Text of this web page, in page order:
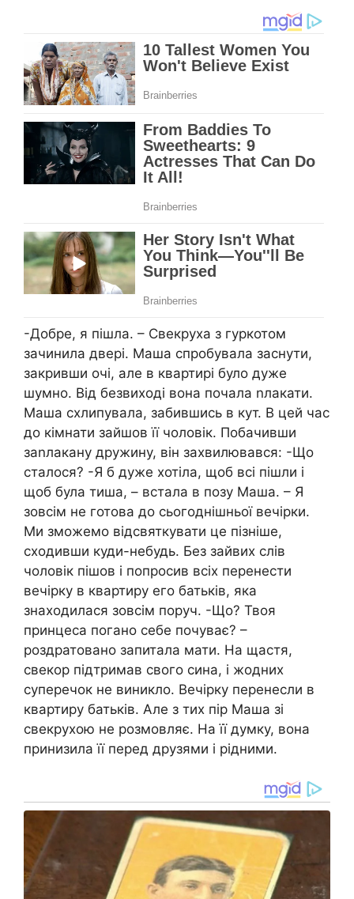
-Добре, я пішла. – Свекруха з гуркотом
зачинила двері. Маша спробувала заснути,
закривши очі, але в квартирі було дуже
шумно. Від безвиході вона почала nлакати.
Маша схлипувала, забившись в кут. В цей час
до кімнати зайшов її чоловік. Побачивши
заnлакану дружину, він захвилювався: -Що
сталося? -Я б дуже хотіла, щоб всі пішли і
щоб була тиша, – встала в позу Маша. – Я
зовсім не готова до сьогоднішньої вечірки.
Ми зможемо відсвяткувати це пізніше,
сходивши куди-небудь. Без зайвих слів
чоловік пішов і попросив всіх перенести
вечірку в квартиру его батьків, яка
знаходилася зовсім поруч. -Що? Твоя
принцеса погано себе почуває? –
роздратовано запитала мати. На щастя,
свекор підтримав свого сина, і жодних
суперечок не виникло. Вечірку перенесли в
квартиру батьків. Але з тих пір Маша зі
свекрухою не розмовляє. На її думку, вона
принизила її перед друзями і рідними.